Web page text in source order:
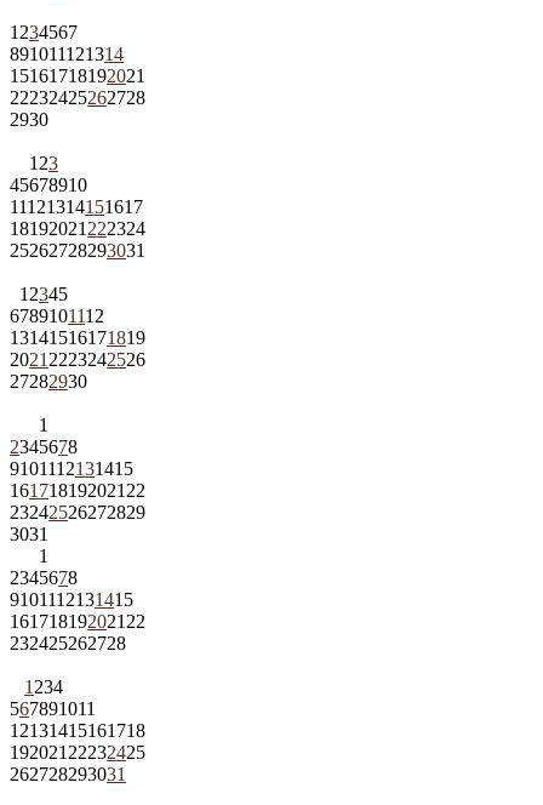
1 234567
891011121314
15161718192021
22232425262728
2930
1 23
45678910
11121314151617
18192021 222324
25262728293031
1 2345
6789101112
13141516171819
2021 2223242526
27282930
1
2345678
9101112131415
161718192021 22
23242526272829
3031
1
2345678
9101112131415
161718192021 22
232425262728
1 234
567891011
12131415161718
192021 22232425
262728293031